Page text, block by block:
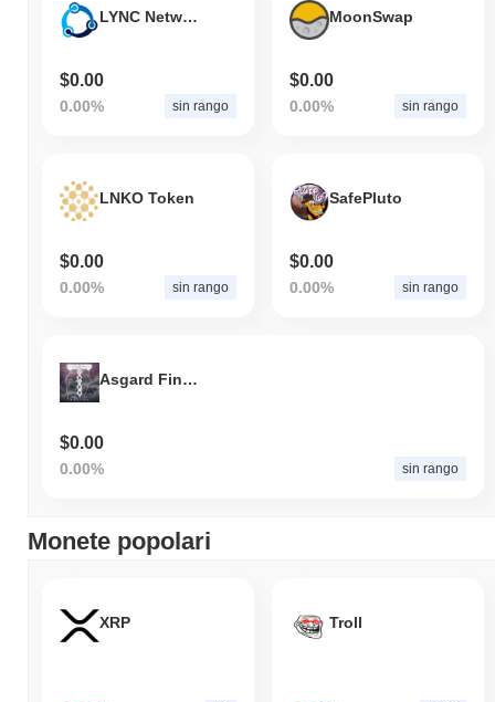
LYNC Network
$0.00
0.00% sin rango
MoonSwap
$0.00
0.00% sin rango
LNKO Token
$0.00
0.00% sin rango
SafePluto
$0.00
0.00% sin rango
Asgard Finance
$0.00
0.00% sin rango
Monete popolari
XRP Troll